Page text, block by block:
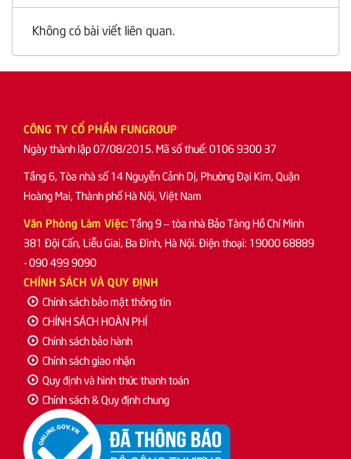
Không có bài viết liên quan.
CÔNG TY CỔ PHẦN FUNGROUP
Ngày thành lập 07/08/2015. Mã số thuế: 0106 9300 37
Tầng 6, Tòa nhà số 14 Nguyễn Cảnh Dị, Phường Đại Kim, Quận
Hoàng Mai, Thành phố Hà Nội, Việt Nam
Văn Phòng Làm Việc:Tầng 9 – tòa nhà Bảo Tàng Hồ Chí Minh
381 Đội Cấn, Liễu Giai, Ba Đình, Hà Nội. Điện thoại: 19000 68889
- 090 499 9090
CHÍNH SÁCH VÀ QUY ĐỊNH
Chính sách bảo mật thông tin
CHÍNH SÁCH HOÀN PHÍ
Chính sách bảo hành
Chính sách giao nhận
Quy định và hình thức thanh toán
Chính sách & Quy định chung